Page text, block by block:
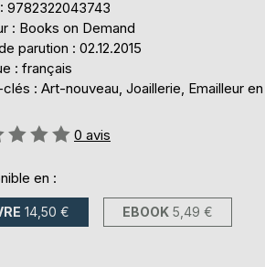
9782322043743
: Books on Demand
parution : 02.12.2015
: français
: Art-nouveau, Joaillerie, Emailleur
0 avis
en :
14,50 € EBOOK 5,49 €